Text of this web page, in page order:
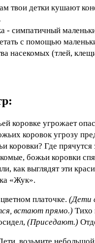
детки кушают
- симпатичный
с помощью
насекомых (тлей,
коровке угрожает
коровок угрозу
коровки? Где
божьи коровки
как выглядят эти
«Жук».
платочке. (Дети
встают прямо.)Тихо
(Приседают.)